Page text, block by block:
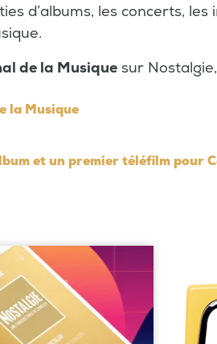
d’albums, les concerts,
de la Musique sur
la Musique
et un premier téléfilm pour